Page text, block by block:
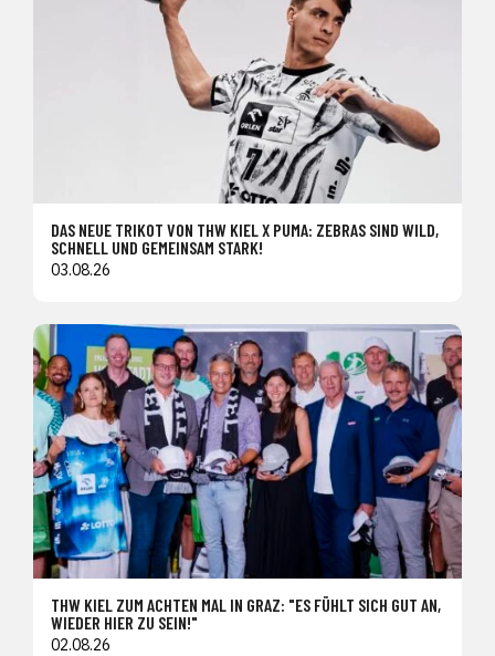
DAS NEUE TRIKOT VON THW KIEL X PUMA: ZEBRAS SIND WILD,
SCHNELL UND GEMEINSAM STARK!
03.08.26
THW KIEL ZUM ACHTEN MAL IN GRAZ: "ES FÜHLT SICH GUT AN,
WIEDER HIER ZU SEIN!"
02.08.26